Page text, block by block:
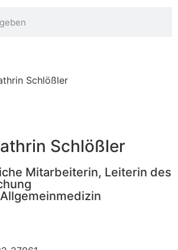
Schlößler
Schlößler
Mitarbeiterin, Leiterin des